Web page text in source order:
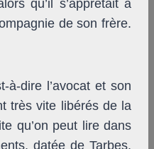
qu’il s’apprêtait à
de son frère.
à-dire l’avocat et son
très vite libérés de la
qu’on peut lire dans
datée de Tarbes,